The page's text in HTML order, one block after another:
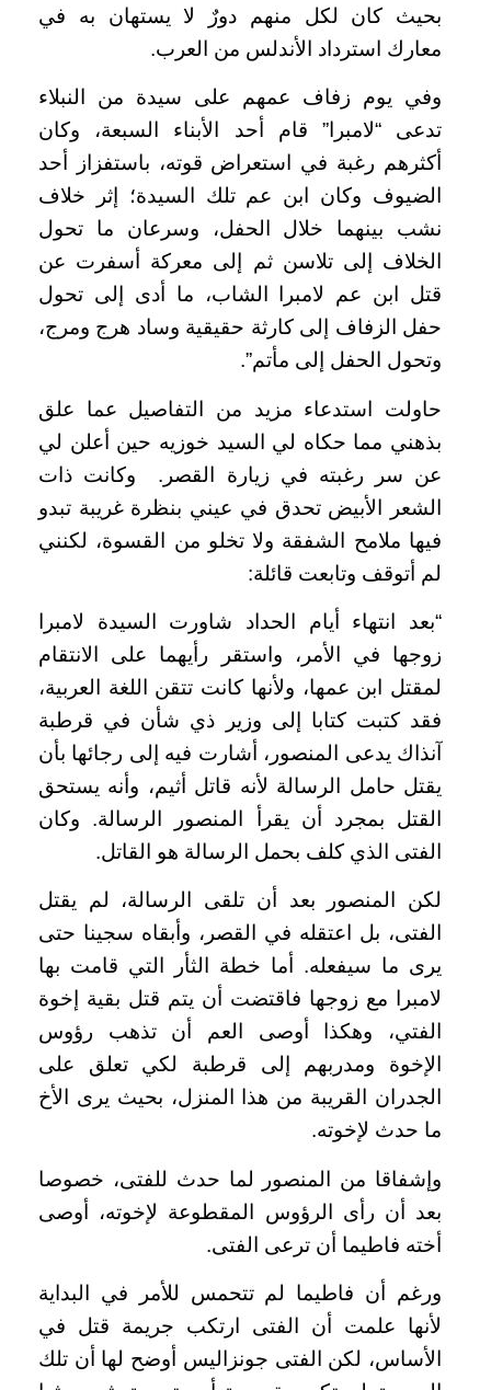
بحيث كان لكل منهم دورٌ لا يستهان به في
معارك استرداد الأندلس من العرب.
وفي يوم زفاف عمهم على سيدة من النبلاء
تدعى “لامبرا” قام أحد الأبناء السبعة، وكان
أكثرهم رغبة في استعراض قوته، باستفزاز أحد
الضيوف وكان ابن عم تلك السيدة؛ إثر خلاف
نشب بينهما خلال الحفل، وسرعان ما تحول
الخلاف إلى تلاسن ثم إلى معركة أسفرت عن
قتل ابن عم لامبرا الشاب، ما أدى إلى تحول
حفل الزفاف إلى كارثة حقيقية وساد هرج ومرج،
وتحول الحفل إلى مأتم”.
حاولت استدعاء مزيد من التفاصيل عما علق
بذهني مما حكاه لي السيد خوزيه حين أعلن لي
عن سر رغبته في زيارة القصر. وكانت ذات
الشعر الأبيض تحدق في عيني بنظرة غريبة تبدو
فيها ملامح الشفقة ولا تخلو من القسوة، لكنني
لم أتوقف وتابعت قائلة:
“بعد انتهاء أيام الحداد شاورت السيدة لامبرا
زوجها في الأمر، واستقر رأيهما على الانتقام
لمقتل ابن عمها، ولأنها كانت تتقن اللغة العربية،
فقد كتبت كتابا إلى وزير ذي شأن في قرطبة
آنذاك يدعى المنصور، أشارت فيه إلى رجائها بأن
يقتل حامل الرسالة لأنه قاتل أثيم، وأنه يستحق
القتل بمجرد أن يقرأ المنصور الرسالة. وكان
الفتى الذي كلف بحمل الرسالة هو القاتل.
لكن المنصور بعد أن تلقى الرسالة، لم يقتل
الفتى، بل اعتقله في القصر، وأبقاه سجينا حتى
يرى ما سيفعله. أما خطة الثأر التي قامت بها
لامبرا مع زوجها فاقتضت أن يتم قتل بقية إخوة
الفتي، وهكذا أوصى العم أن تذهب رؤوس
الإخوة ومدربهم إلى قرطبة لكي تعلق على
الجدران القريبة من هذا المنزل، بحيث يرى الأخ
ما حدث لإخوته.
وإشفاقا من المنصور لما حدث للفتى، خصوصا
بعد أن رأى الرؤوس المقطوعة لإخوته، أوصى
أخته فاطيما أن ترعى الفتى.
ورغم أن فاطيما لم تتحمس للأمر في البداية
لأنها علمت أن الفتى ارتكب جريمة قتل في
الأساس، لكن الفتى جونزاليس أوضح لها أن تلك